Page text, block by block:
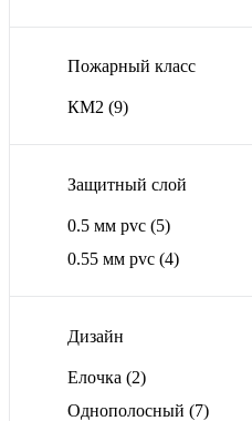
Пожарный класс
КМ2 (9)
Защитный слой
0.5 мм pvc (5)
0.55 мм pvc (4)
Дизайн
Елочка (2)
Однополосный (7)